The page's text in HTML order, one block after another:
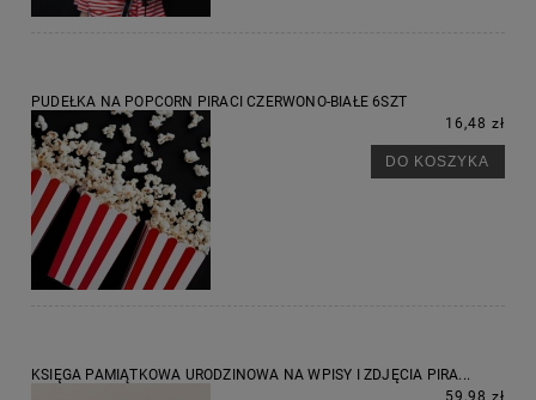
PUDEŁKA NA POPCORN PIRACI CZERWONO-BIAŁE 6SZT
16,48 zł
DO KOSZYKA
KSIĘGA PAMIĄTKOWA URODZINOWA NA WPISY I ZDJĘCIA PIRA...
59,98 zł